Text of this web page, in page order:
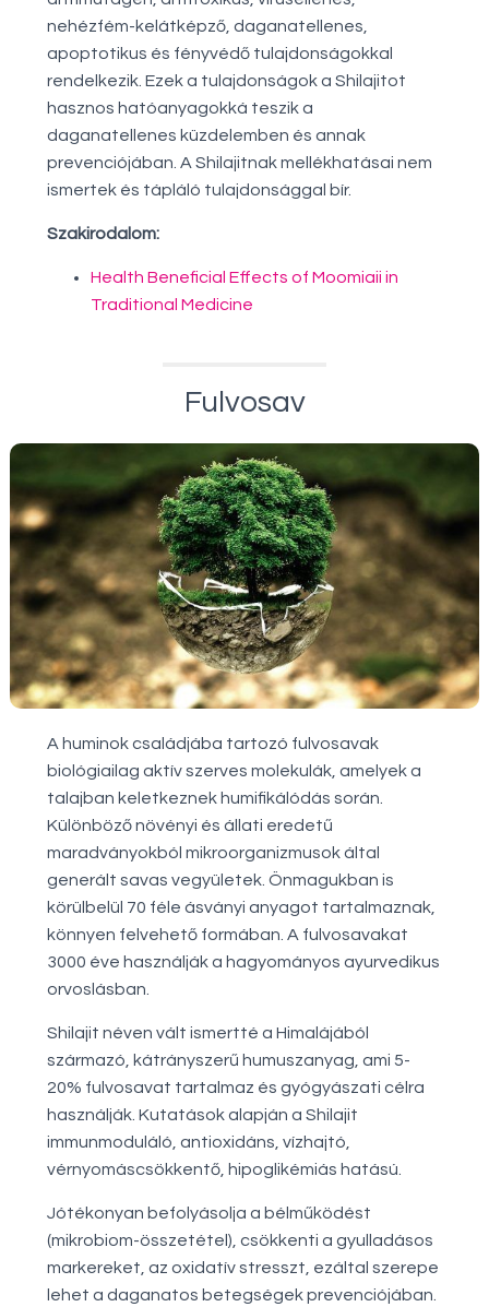
nehézfém-kelátképző, daganatellenes,
apoptotikus és fényvédő tulajdonságokkal
rendelkezik. Ezek a tulajdonságok a Shilajitot
hasznos hatóanyagokká teszik a
daganatellenes küzdelemben és annak
prevenciójában. A Shilajitnak mellékhatásai nem
ismertek és tápláló tulajdonsággal bír.
Szakirodalom:
Health Beneficial Effects of Moomiaii in
Traditional Medicine
Fulvosav
A huminok családjába tartozó fulvosavak
biológiailag aktív szerves molekulák, amelyek a
talajban keletkeznek humifikálódás során.
Különböző növényi és állati eredetű
maradványokból mikroorganizmusok által
generált savas vegyületek. Önmagukban is
körülbelül 70 féle ásványi anyagot tartalmaznak,
könnyen felvehető formában. A fulvosavakat
3000 éve használják a hagyományos ayurvedikus
orvoslásban.
Shilajit néven vált ismertté a Himalájából
származó, kátrányszerű humuszanyag, ami 5-
20% fulvosavat tartalmaz és gyógyászati célra
használják. Kutatások alapján a Shilajit
immunmoduláló, antioxidáns, vízhajtó,
vérnyomáscsökkentő, hipoglikémiás hatású.
Jótékonyan befolyásolja a bélműködést
(mikrobiom-összetétel), csökkenti a gyulladásos
markereket, az oxidatív stresszt, ezáltal szerepe
lehet a daganatos betegségek prevenciójában.